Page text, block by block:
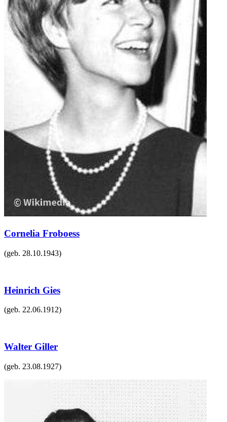
Cornelia Froboess
(geb. 28.10.1943)
Heinrich Gies
(geb. 22.06.1912)
Walter Giller
(geb. 23.08.1927)